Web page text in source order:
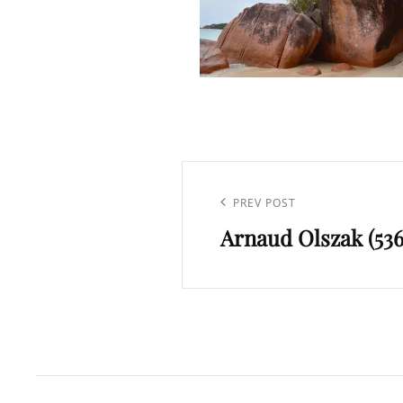
l’article
Previous
Post
PREV POST
Arnaud Olszak